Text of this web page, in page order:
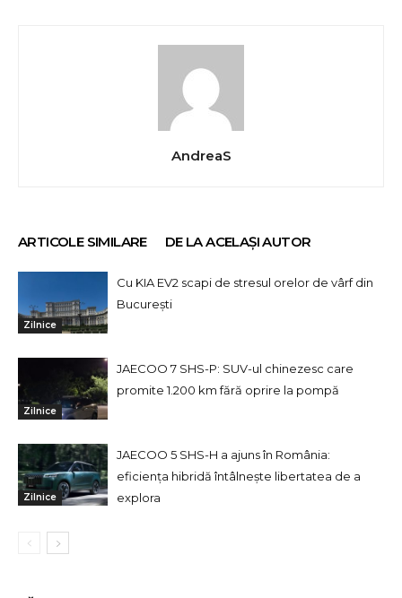
AndreaS
ARTICOLE SIMILARE DE LA ACELAȘI AUTOR
Zilnice
Cu KIA EV2 scapi de stresul orelor de vârf din
București
Zilnice
JAECOO 7 SHS-P: SUV-ul chinezesc care
promite 1.200 km fără oprire la pompă
Zilnice
JAECOO 5 SHS-H a ajuns în România:
eficiența hibridă întâlnește libertatea de a
explora